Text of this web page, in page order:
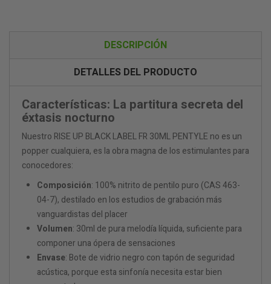
DESCRIPCIÓN
DETALLES DEL PRODUCTO
Características: La partitura secreta del
éxtasis nocturno
Nuestro RISE UP BLACK LABEL FR 30ML PENTYLE no es un
popper cualquiera, es la obra magna de los estimulantes para
conocedores:
Composición: 100% nitrito de pentilo puro (CAS 463-
04-7), destilado en los estudios de grabación más
vanguardistas del placer
Volumen: 30ml de pura melodía líquida, suficiente para
componer una ópera de sensaciones
Envase: Bote de vidrio negro con tapón de seguridad
acústica, porque esta sinfonía necesita estar bien